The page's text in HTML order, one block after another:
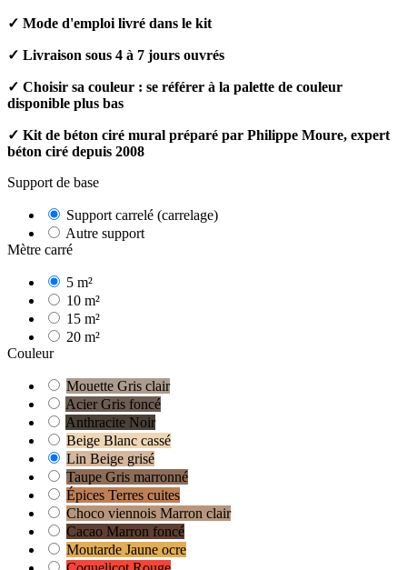
✓ Mode d'emploi livré dans le kit
✓ Livraison sous 4 à 7 jours ouvrés
✓ Choisir sa couleur : se référer à la palette de couleur
disponible plus bas
✓ Kit de béton ciré mural préparé par Philippe Moure, expert
béton ciré depuis 2008
Support de base
Support carrelé (carrelage)
Autre support
Mètre carré
5 m²
10 m²
15 m²
20 m²
Couleur
Mouette Gris clair
Acier Gris foncé
Anthracite Noir
Beige Blanc cassé
Lin Beige grisé
Taupe Gris marronné
Épices Terres cuites
Choco viennois Marron clair
Cacao Marron foncé
Moutarde Jaune ocre